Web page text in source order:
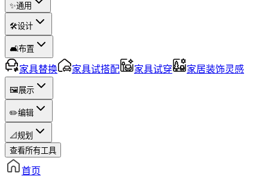
✨通用
🛠️设计
🛋️布置
家具替换 家具试搭配 家具试穿 家居装饰灵感
🖼️展示
✏️编辑
📐规划
查看所有工具
首页